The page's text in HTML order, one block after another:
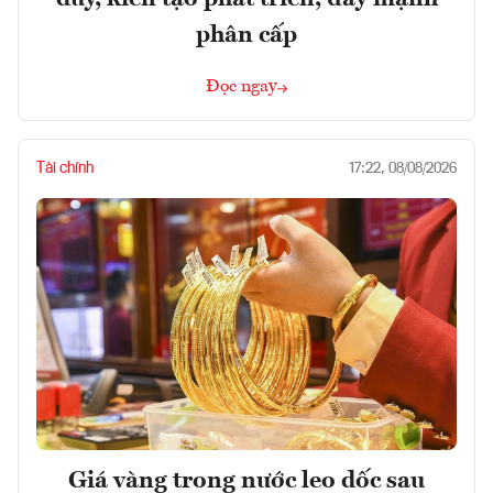
phân cấp
Đọc ngay
Tài chính 17:22, 08/08/2026
Giá vàng trong nước leo dốc sau